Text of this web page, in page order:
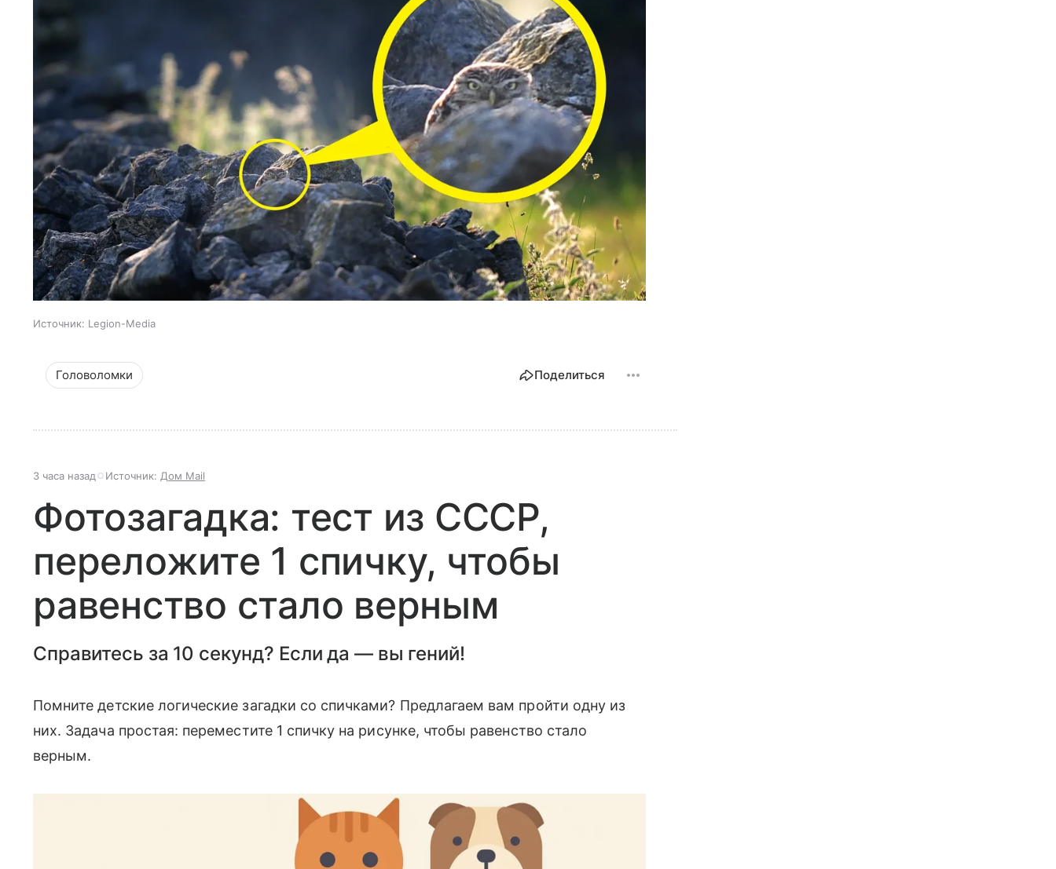
Источник: Legion-Media
Головоломки Поделиться
3 часа назад Источник: Дом Mail
Фотозагадка: тест из СССР,
переложите 1 спичку, чтобы
равенство стало верным
Справитесь за 10 секунд? Если да — вы гений!
Помните детские логические загадки со спичками? Предлагаем вам пройти одну из
них. Задача простая: переместите 1 спичку на рисунке, чтобы равенство стало
верным.